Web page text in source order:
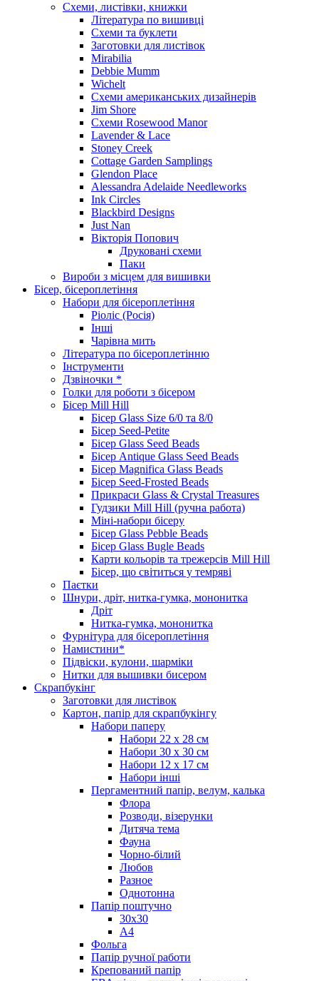
Схеми, листівки, книжки
Література по вишивці
Схеми та буклети
Заготовки для листівок
Mirabilia
Debbie Mumm
Wichelt
Схеми американських дизайнерів
Jim Shore
Cхеми Rosewood Manor
Lavender & Lace
Stoney Creek
Cottage Garden Samplings
Glendon Place
Alessandra Adelaide Needleworks
Ink Circles
Blackbird Designs
Just Nan
Вікторія Попович
Друковані схеми
Паки
Вироби з місцем для вишивки
Бісер, бісероплетіння
Набори для бісероплетіння
Ріоліс (Росія)
Інші
Чарівна мить
Література по бісероплетінню
Інструменти
Дзвіночки *
Голки для роботи з бісером
Бісер Mill Hill
Бісер Glass Size 6/0 та 8/0
Бісер Seed-Petite
Бісер Glass Seed Beads
Бісер Antique Glass Seed Beads
Бісер Magnifica Glass Beads
Бісер Seed-Frosted Beads
Прикраси Glass & Crystal Treasures
Гудзики Mill Hill (ручна работа)
Міні-набори бісеру
Бісер Glass Pebble Beads
Бісер Glass Bugle Beads
Карти кольорів та трежерсів Mill Hill
Бісер, що світиться у темряві
Паєтки
Шнури, дріт, нитка-гумка, мононитка
Дріт
Нитка-гумка, мононитка
Фурнітура для бісероплетіння
Намистини*
Підвіски, кулони, шарміки
Нитки для вышивки бисером
Скрапбукінг
Заготовки для листівок
Картон, папір для скрапбукінгу
Набори паперу
Набори 22 х 28 см
Набори 30 х 30 см
Набори 12 х 17 см
Набори інші
Пергаментний папір, велум, калька
Флора
Розводи, візерунки
Дитяча тема
Фауна
Чорно-білий
Любов
Разное
Однотонна
Папір поштучно
30х30
А4
Фольга
Папір ручної работи
Крепований папір